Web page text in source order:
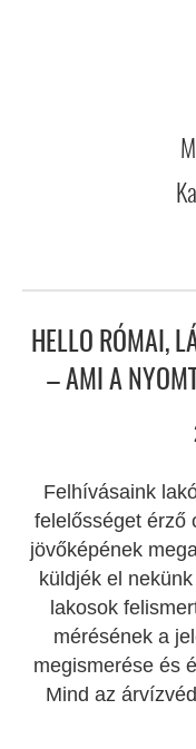
HELLO RÓMAI,
– AMI A
Felhívásaink
felelősséget érző
jövőképének
küldjék el
lakosok
mérésének a
megismerése és
Mind az